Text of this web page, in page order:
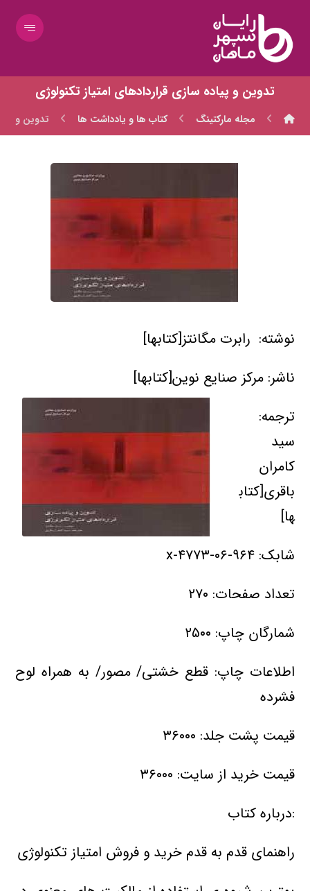
تدوین و پیاده سازی قراردادهای امتیاز تکنولوژی
مجله مارکتینگ کتاب ها و یادداشت ها تدوین و
نوشته: رابرت مگانتز[کتابها]
ناشر: مرکز صنایع نوین[کتابها]
ترجمه:
سید
کامران
باقری[کتاب
ها]
شابک: ۹۶۴-۰۶-۴۷۷۳-x
تعداد صفحات: ۲۷۰
شمارگان چاپ: ۲۵۰۰
اطلاعات چاپ: قطع خشتی/ مصور/ به همراه لوح
فشرده
قیمت پشت جلد: ۳۶۰۰۰
قیمت خرید از سایت: ۳۶۰۰۰
:درباره کتاب
راهنمای قدم به قدم خرید و فروش امتیاز تکنولوژی